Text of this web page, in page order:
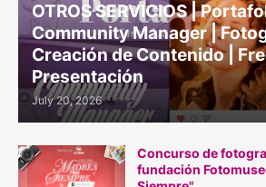
OTROS SERVICIOS |
Community Manager |
Creación de Contenido |
Presentación
July 20, 2026
Concurso de
fundación